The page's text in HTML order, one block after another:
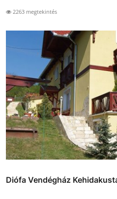
2263 megtekintés
Diófa Vendégház